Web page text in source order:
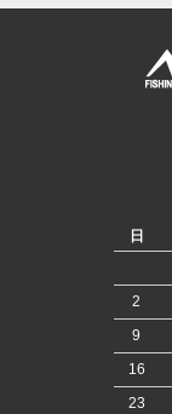
日
2
9
16
23